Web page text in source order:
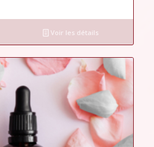
Voir les détails